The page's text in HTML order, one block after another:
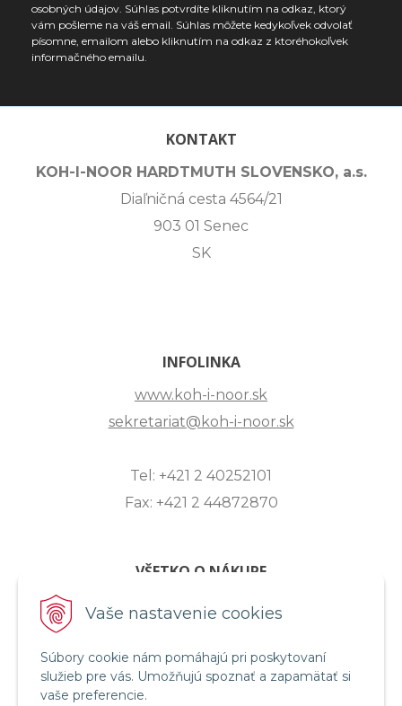
Vaše nastavenie cookies
Súbory cookie nám pomáhajú pri poskytovaní
služieb pre vás. Umožňujú spoznať a zapamätať si
vaše preferencie.
osobných údajov. Súhlas potvrdíte kliknutím na odkaz, ktorý
vám pošleme na váš email. Súhlas môžete kedykoľvek odvolať
písomne, emailom alebo kliknutím na odkaz z ktoréhokoľvek
informačného emailu.
KONTAKT
KOH-I-NOOR HARDTMUTH SLOVENSKO, a.s.
Diaľničná cesta 4564/21
903 01 Senec
SK
INFOLINKA
www.koh-i-noor.sk
sekretariat@koh-i-noor.sk
Tel: +421 2 40252101
Fax: +421 2 44872870
VŠETKO O NÁKUPE
ZASLANIE OTÁZKY
OBCHODNÉ PODMIENKY
REKLAMAČNÝ PORIADOK